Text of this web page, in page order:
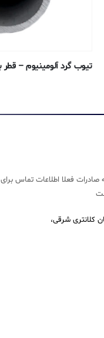
فعلا اطلاعات تماس برای
کلانتری شرقی،